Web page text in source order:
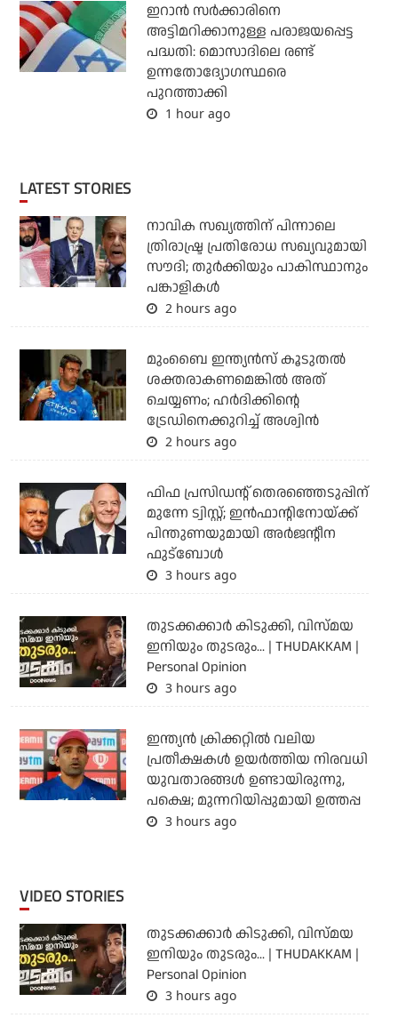
ഇറാന്‍ സര്‍ക്കാരിനെ
അട്ടിമറിക്കാനുള്ള പരാജയപ്പെട്ട
പദ്ധതി: മൊസാദിലെ രണ്ട്
ഉന്നതോദ്യോഗസ്ഥരെ
പുറത്താക്കി
1 hour ago
LATEST STORIES
നാവിക സഖ്യത്തിന് പിന്നാലെ
ത്രിരാഷ്ട്ര പ്രതിരോധ സഖ്യവുമായി
സൗദി; തുര്‍ക്കിയും പാകിസ്ഥാനും
പങ്കാളികള്‍
2 hours ago
മുംബൈ ഇന്ത്യന്‍സ് കൂടുതല്‍
ശക്തരാകണമെങ്കില്‍ അത്
ചെയ്യണം; ഹര്‍ദിക്കിന്റെ
ട്രേഡിനെക്കുറിച്ച് അശ്വിന്‍
2 hours ago
ഫിഫ പ്രസിഡന്റ് തെരഞ്ഞെടുപ്പിന്
മുന്നേ ട്വിസ്റ്റ്; ഇന്‍ഫാന്റിനോയ്ക്ക്
പിന്തുണയുമായി അര്‍ജന്റീന
ഫുട്‌ബോള്‍
3 hours ago
തുടക്കക്കാര്‍ കിടുക്കി, വിസ്മയ
ഇനിയും തുടരും... | THUDAKKAM |
Personal Opinion
3 hours ago
ഇന്ത്യന്‍ ക്രിക്കറ്റില്‍ വലിയ
പ്രതീക്ഷകള്‍ ഉയര്‍ത്തിയ നിരവധി
യുവതാരങ്ങള്‍ ഉണ്ടായിരുന്നു,
പക്ഷെ; മുന്നറിയിപ്പുമായി ഉത്തപ്പ
3 hours ago
VIDEO STORIES
തുടക്കക്കാര്‍ കിടുക്കി, വിസ്മയ
ഇനിയും തുടരും... | THUDAKKAM |
Personal Opinion
3 hours ago